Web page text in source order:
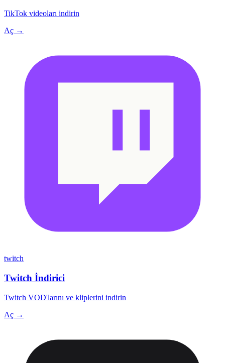
TikTok videoları indirin
Aç →
twitch
Twitch İndirici
Twitch VOD'larını ve kliplerini indirin
Aç →